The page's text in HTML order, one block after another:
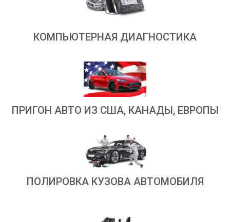
КОМПЬЮТЕРНАЯ ДИАГНОСТИКА
ПРИГОН АВТО ИЗ США, КАНАДЫ, ЕВРОПЫ
ПОЛИРОВКА КУЗОВА АВТОМОБИЛЯ